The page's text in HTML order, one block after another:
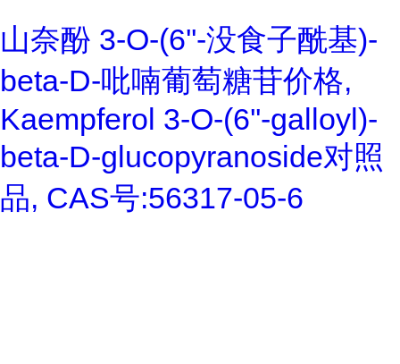
山奈酚 3-O-(6''-没食子酰基)-
beta-D-吡喃葡萄糖苷价格,
Kaempferol 3-O-(6''-galloyl)-
beta-D-glucopyranoside对照
品, CAS号:56317-05-6